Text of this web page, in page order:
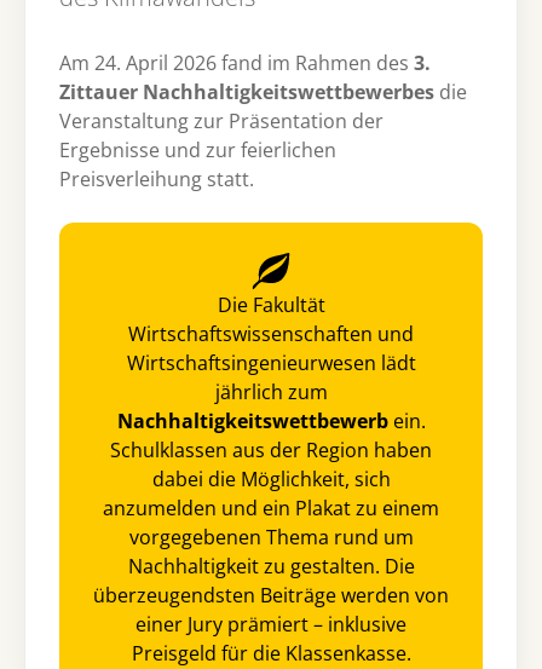
Am 24. April 2026 fand im Rahmen des 3.
Zittauer Nachhaltigkeitswettbewerbes die
Veranstaltung zur Präsentation der
Ergebnisse und zur feierlichen
Preisverleihung statt.
Die Fakultät
Wirtschaftswissenschaften und
Wirtschaftsingenieurwesen lädt
jährlich zum
Nachhaltigkeitswettbewerbein.
Schulklassen aus der Region haben
dabei die Möglichkeit, sich
anzumelden und ein Plakat zu einem
vorgegebenen Thema rund um
Nachhaltigkeit zu gestalten. Die
überzeugendsten Beiträge werden von
einer Jury prämiert – inklusive
Preisgeld für die Klassenkasse.